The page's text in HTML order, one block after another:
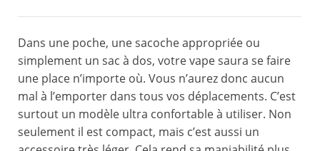
Dans une poche, une sacoche appropriée ou
simplement un sac à dos, votre vape saura se faire
une place n’importe où. Vous n’aurez donc aucun
mal à l’emporter dans tous vos déplacements. C’est
surtout un modèle ultra confortable à utiliser. Non
seulement il est compact, mais c’est aussi un